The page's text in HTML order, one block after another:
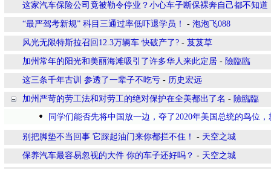
这家汽车保险公司竟被勒令停业？小心车子断保裸奔自己都不知道
“最严驾考新规” 科目三通过率低吓退学员！ - 泡泡飞088
风光无限特斯拉召回12.3万辆车 快破产了? - 芨芨草
加州常年的阳光和美丽海滩吸引了许多华人来此定居 - 險臨臨
这三条千年古训 参透了一辈子不吃亏 - 历史宏远
加州严苛的劳工法和对劳工的绝对保护在全美都出了名 - 險臨臨
同学们能否先将中国放一边，夺了2020年美国总统的鸟位，
别把脚垫不当回事 它踩起油门来你都拦不住！ - 天空之城
保养汽车最容易忽视的大件 你的车子还好吗？ - 天空之城